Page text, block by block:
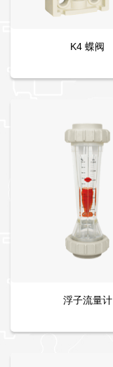
K4 蝶阀
浮子流量计